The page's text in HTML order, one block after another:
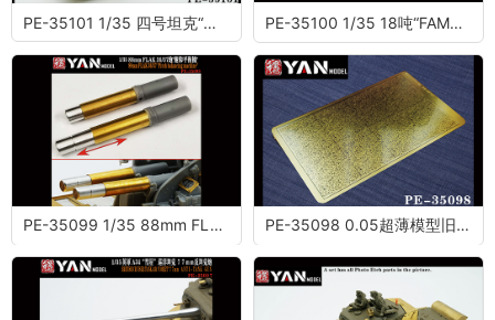
PE-35101 1/35 四号坦克“灰熊”突击炮后期型(配田宫35353) PE-35100 1/35 18吨“FAMO”(sd.kfz.9)与FLAK 37炮 (配田宫与威龙)
PE-35099 1/35 88mm FLAK 36/37炮"俯仰平衡机" PE-35098 0.05超薄模型旧化漏喷(1/35,1/48,1/72)(二)